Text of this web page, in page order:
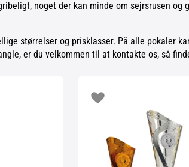
noget der kan minde om sejrsrusen
størrelser og prisklasser. På alle pokaler
er du velkommen til at kontakte os, så